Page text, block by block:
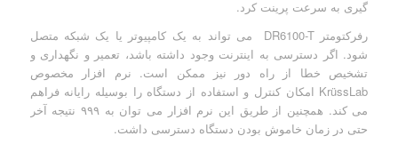
گیری به سرعت پرینت کرد.
رفرکتومتر DR6100-T می تواند به یک کامپیوتر یا یک شبکه متصل
شود. اگر دسترسی به اینترنت وجود داشته باشد، تعمیر و نگهداری و
تشخیص خطا از راه دور نیز ممکن است. نرم افزار مخصوص
KrüssLab امکان کنترل و استفاده از دستگاه را بوسیله رایانه فراهم
می کند. همچنین از طریق این نرم افزار می توان به ۹۹۹ نتیجه آخر
حتی در زمان خاموش بودن دستگاه دسترسی داشت.